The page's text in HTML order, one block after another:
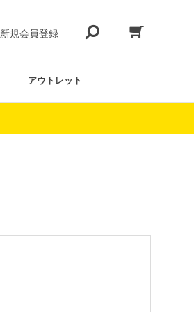
新規会員登録
アウトレット